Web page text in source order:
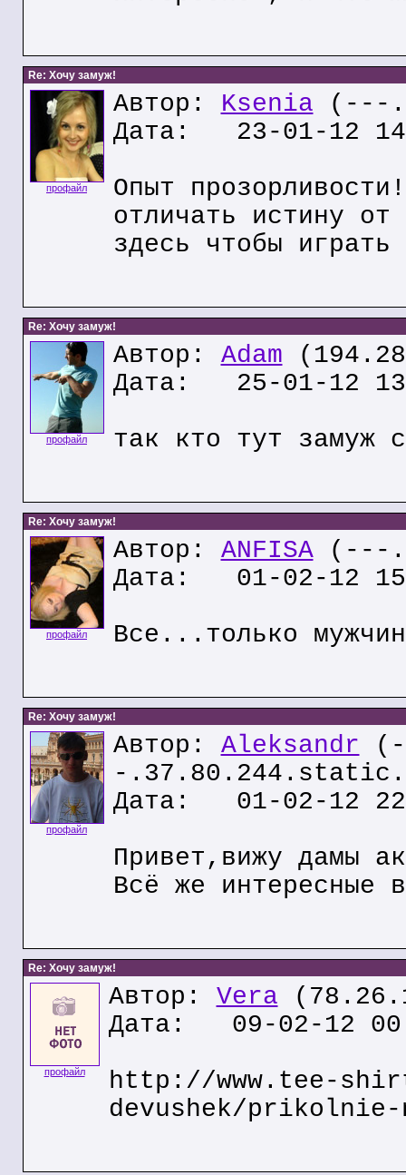
Re: Хочу замуж!
профайл
Автор: Ksenia (---
Дата: 23-01-12
Опыт
отличать истину
здесь чтобы
Re: Хочу замуж!
профайл
Автор: Adam
Дата: 25-01-12
так кто тут замуж
Re: Хочу замуж!
профайл
Автор: ANFISA(---
Дата: 01-02-12
Все...только
Re: Хочу замуж!
профайл
Автор: Aleksandr
-
Дата: 01-02-12
Привет,вижу дамы
Всё же интересные
Re: Хочу замуж!
профайл
Автор: Vera
Дата: 09-02-12
http://www.tee-
devushek/prikolnie-